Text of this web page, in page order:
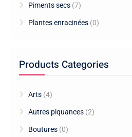
Piments secs (7)
Plantes enracinées (0)
Products Categories
Arts (4)
Autres piquances (2)
Boutures (0)